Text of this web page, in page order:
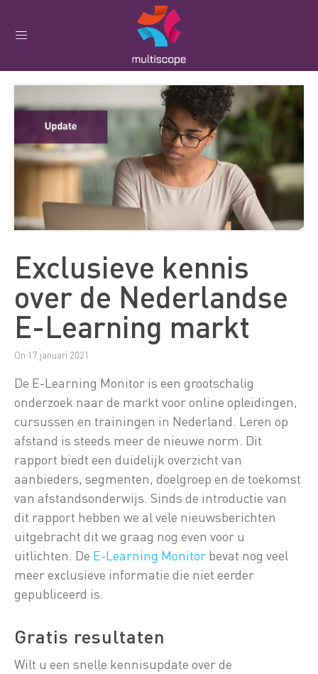
Exclusieve kennis
over de Nederlandse
E-Learning markt
On 17 januari 2021
De E-Learning Monitor is een grootschalig
onderzoek naar de markt voor online opleidingen,
cursussen en trainingen in Nederland. Leren op
afstand is steeds meer de nieuwe norm. Dit
rapport biedt een duidelijk overzicht van
aanbieders, segmenten, doelgroep en de toekomst
van afstandsonderwijs. Sinds de introductie van
dit rapport hebben we al vele nieuwsberichten
uitgebracht dit we graag nog even voor u
uitlichten. De E-Learning Monitor bevat nog veel
meer exclusieve informatie die niet eerder
gepubliceerd is.
Gratis resultaten
Wilt u een snelle kennisupdate over de